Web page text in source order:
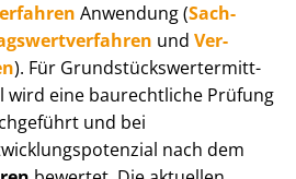
Anwendung (Sach­
und Ver­
). Für Grund­stücks­wert­ermitt­
wird eine baurechtliche Prüfung
und bei
nach dem